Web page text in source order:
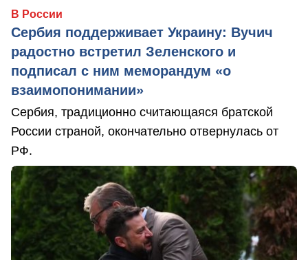
В России
Сербия поддерживает Украину: Вучич
радостно встретил Зеленского и
подписал с ним меморандум «о
взаимопонимании»
Сербия, традиционно считающаяся братской
России страной, окончательно отвернулась от
РФ.